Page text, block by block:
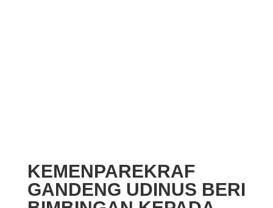
KEMENPAREKRAF
GANDENG UDINUS BERI